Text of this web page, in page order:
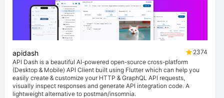
apidash
2374
API Dash is a beautiful AI-powered open-source cross-platform
(Desktop & Mobile) API Client built using Flutter which can help you
easily create & customize your HTTP & GraphQL API requests,
visually inspect responses and generate API integration code. A
lightweight alternative to postman/insomnia.